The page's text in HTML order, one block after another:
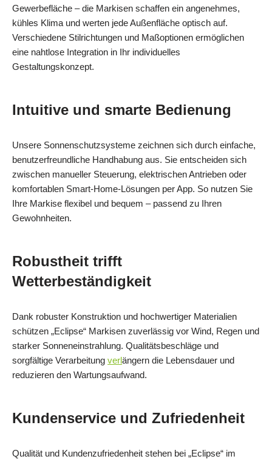
Gewerbefläche – die Markisen schaffen ein angenehmes,
kühles Klima und werten jede Außenfläche optisch auf.
Verschiedene Stilrichtungen und Maßoptionen ermöglichen
eine nahtlose Integration in Ihr individuelles
Gestaltungskonzept.
Intuitive und smarte Bedienung
Unsere Sonnenschutzsysteme zeichnen sich durch einfache,
benutzerfreundliche Handhabung aus. Sie entscheiden sich
zwischen manueller Steuerung, elektrischen Antrieben oder
komfortablen Smart‑Home‑Lösungen per App. So nutzen Sie
Ihre Markise flexibel und bequem – passend zu Ihren
Gewohnheiten.
Robustheit trifft
Wetterbeständigkeit
Dank robuster Konstruktion und hochwertiger Materialien
schützen „Eclipse“ Markisen zuverlässig vor Wind, Regen und
starker Sonneneinstrahlung. Qualitätsbeschläge und
sorgfältige Verarbeitung verlängern die Lebensdauer und
reduzieren den Wartungsaufwand.
Kundenservice und Zufriedenheit
Qualität und Kundenzufriedenheit stehen bei „Eclipse“ im